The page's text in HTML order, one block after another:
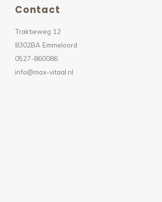
Contact
Traktieweg 12
8302BA Emmeloord
0527-860086
info@max-vitaal.nl